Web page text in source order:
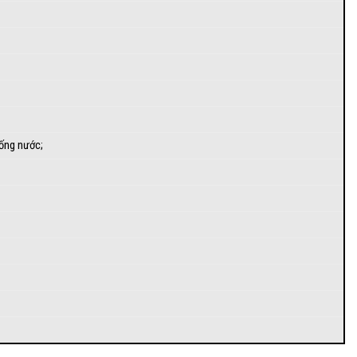
nước;